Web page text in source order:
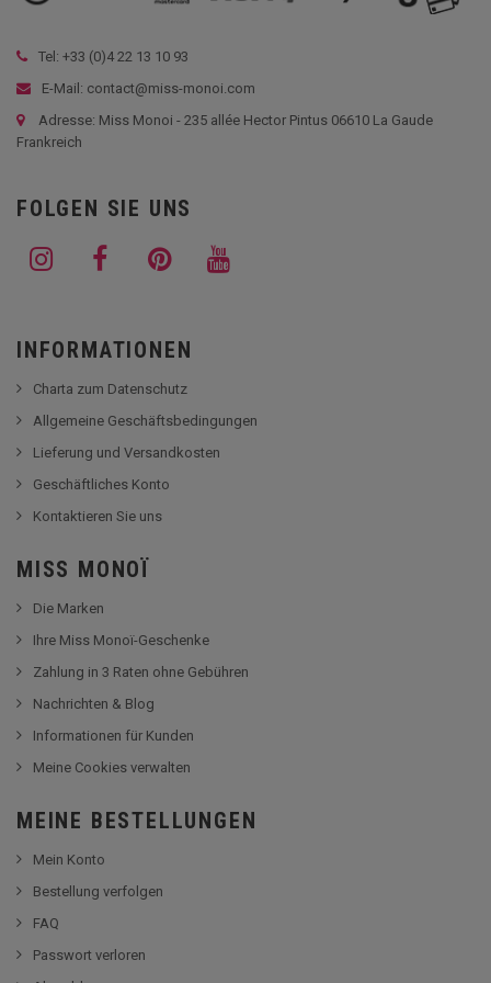
Tel: +33 (0)4 22 13 10 93
E-Mail: contact@miss-monoi.com
Adresse: Miss Monoi - 235 allée Hector Pintus 06610 La Gaude
Frankreich
FOLGEN SIE UNS
INFORMATIONEN
Charta zum Datenschutz
Allgemeine Geschäftsbedingungen
Lieferung und Versandkosten
Geschäftliches Konto
Kontaktieren Sie uns
MISS MONOÏ
Die Marken
Ihre Miss Monoï-Geschenke
Zahlung in 3 Raten ohne Gebühren
Nachrichten & Blog
Informationen für Kunden
Meine Cookies verwalten
MEINE BESTELLUNGEN
Mein Konto
Bestellung verfolgen
FAQ
Passwort verloren